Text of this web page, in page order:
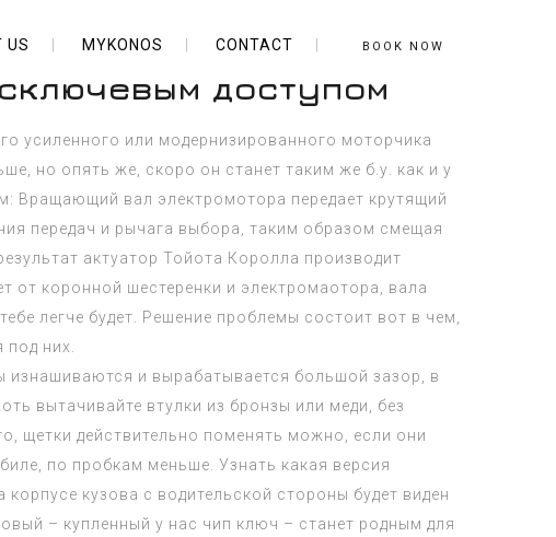
US MYKONOS CONTACT BOOK NOW
доступом
усиленного или модернизированного моторчика
но опять же, скоро он станет таким же б.у. как и у
Вращающий вал электромотора передает крутящий
передач и рычага выбора, таким образом смещая
актуатор Тойота Королла производит
от коронной шестеренки и электромаотора, вала
легче будет. Решение проблемы состоит вот в чем,
них.
изнашиваются и вырабатывается большой зазор, в
вытачивайте втулки из бронзы или меди, без
щетки действительно поменять можно, если они
по пробкам меньше. Узнать какая версия
кузова с водительской стороны будет виден
– купленный у нас чип ключ – станет родным для